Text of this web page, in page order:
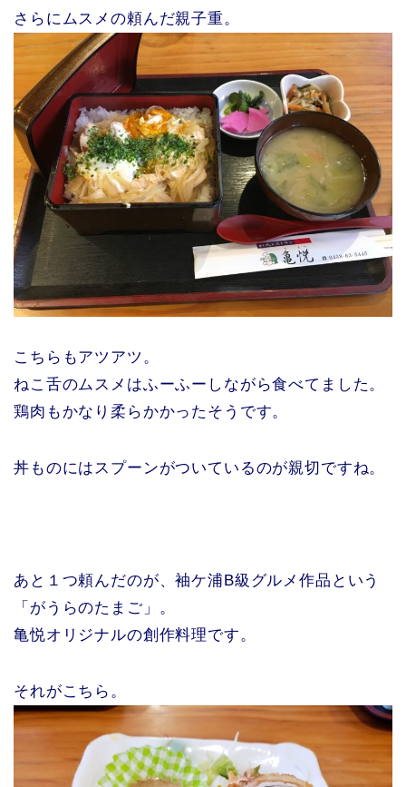
さらにムスメの頼んだ親子重。
こちらもアツアツ。
ねこ舌のムスメはふーふーしながら食べてました。
鶏肉もかなり柔らかかったそうです。
丼ものにはスプーンがついているのが親切ですね。
あと１つ頼んだのが、袖ケ浦B級グルメ作品という
「がうらのたまご」。
亀悦オリジナルの創作料理です。
それがこちら。